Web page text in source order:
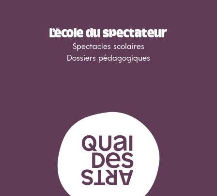
L’école du spectateur
Spectacles scolaires
Dossiers pédagogiques